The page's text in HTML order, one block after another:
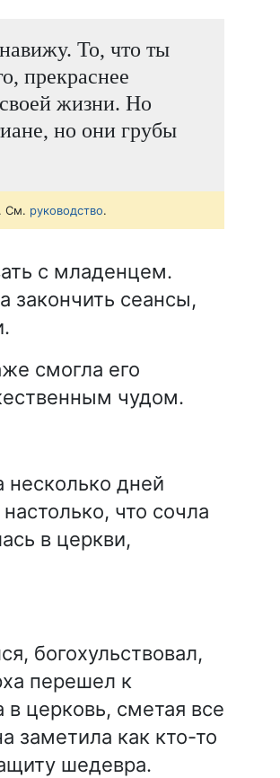
То, что ты
прекраснее
жизни. Но
но они грубы
См. руководство.
с младенцем.
закончить сеансы,
смогла его
чудом.
несколько дней
что сочла
в церкви,
богохульствовал,
перешел к
церковь, сметая все
заметила как кто-то
шедевра.